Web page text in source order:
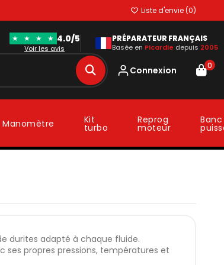
Liste d'envie (0)
★ ★ ★ ★ 4.0/5
Voir les avis
PRÉPARATEUR FRANÇAIS
Basée en Picardie depuis 2005
Connexion 0
Manomètre Kit
turbo
Reprog
moteur
durites adapté à chaque fluide.
ses propres pressions, températures et